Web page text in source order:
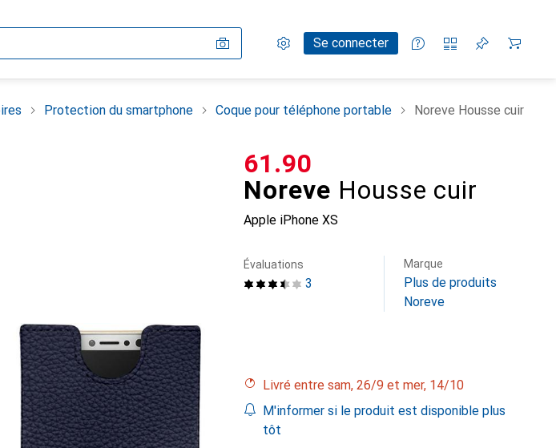
Paramètres
Compte clientSe connecter
Listes de comparaison
Listes d'envies
Panier
Protection du smartphone Coque pour téléphone portable Noreve Housse cuir
Noreve Housse cuir
Apple iPhone XS
CHF
61.90
3
Évaluations Marque
Plus de produits
Noreve
Livré entre sam, 26/9 et mer, 14/10
M'informer si le produit est disponible plus
tôt